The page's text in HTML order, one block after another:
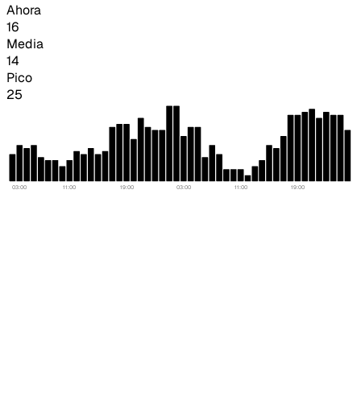
Ahora
16
Media
14
Pico
25
03:00 11:00 19:00 03:00 11:00 19:00